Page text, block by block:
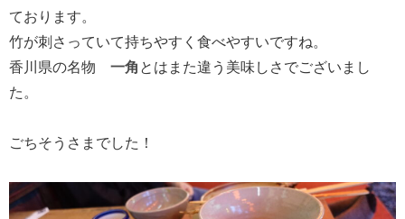
ております。
竹が刺さっていて持ちやすく食べやすいですね。
香川県の名物 一角 とはまた違う美味しさでございまし
た。
ごちそうさまでした！